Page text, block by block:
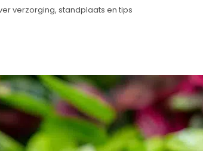
verzorging, standplaats en tips